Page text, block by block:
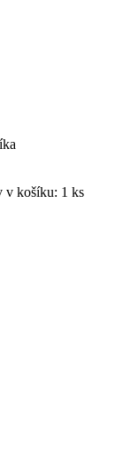
v košíku: 1 ks